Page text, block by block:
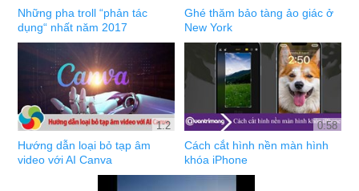
Những pha troll “phản tác
dụng“ nhất năm 2017
Ghé thăm bảo tàng ảo giác ở
New York
1:2
Hướng dẫn loại bỏ tạp âm
video với AI Canva
0:58
Cách cắt hình nền màn hình
khóa iPhone